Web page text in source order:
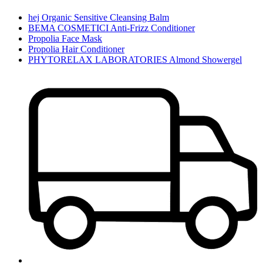
hej Organic Sensitive Cleansing Balm
BEMA COSMETICI Anti-Frizz Conditioner
Propolia Face Mask
Propolia Hair Conditioner
PHYTORELAX LABORATORIES Almond Showergel